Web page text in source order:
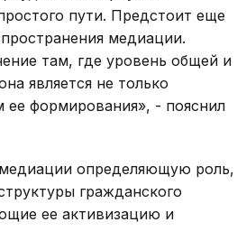
пути. Предстоит еще
медиации.
там, где уровень общей и
является не только
формирования», - пояснил
определяющую роль,
гражданского
ее активизацию и